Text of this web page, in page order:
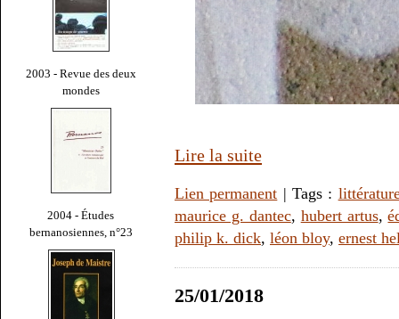
2003 - Revue des deux
mondes
2004 - Études
bernanosiennes, n°23
Lire la suite
Lien permanent | Tags :
maurice g. dantec, hubert artus,
philip k. dick, léon bloy, ernest
25/01/2018